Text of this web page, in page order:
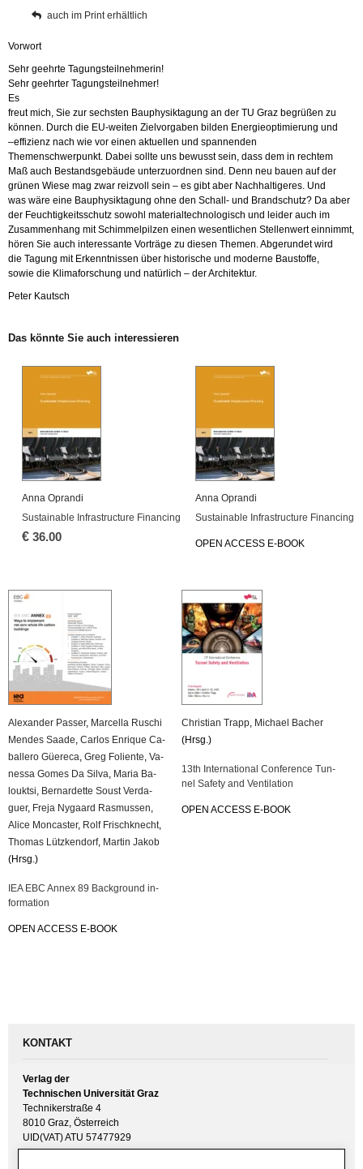
auch im Print er­hält­lich
Vor­wort
Sehr ge­ehr­te Ta­gungs­teil­neh­me­rin!
Sehr ge­ehr­ter Ta­gungs­teil­neh­mer!
Es
freut mich, Sie zur sechs­ten Bau­phy­sik­ta­gung an der TU Graz be­grü­ßen zu
kön­nen. Durch die EU-wei­ten Ziel­vor­ga­ben bil­den En­er­gie­opti­mie­rung und
–ef­fi­zi­enz nach wie vor einen ak­tu­el­len und span­nen­den
The­men­schwer­punkt. Dabei soll­te uns be­wusst sein, dass dem in rech­tem
Maß auch Be­stands­ge­bäu­de un­ter­zu­ord­nen sind. Denn neu bauen auf der
grü­nen Wiese mag zwar reiz­voll sein – es gibt aber Nach­hal­ti­ge­res. Und
was wäre eine Bau­phy­sik­ta­gung ohne den Schall- und Brand­schutz? Da aber
der Feuch­tig­keits­schutz so­wohl ma­te­ri­al­tech­no­lo­gisch und lei­der auch im
Zu­sam­men­hang mit Schim­mel­pil­zen einen we­sent­li­chen Stel­len­wert ein­nimmt,
hören Sie auch in­ter­es­san­te Vor­trä­ge zu die­sen The­men. Ab­ge­run­det wird
die Ta­gung mit Er­kennt­nis­sen über his­to­ri­sche und mo­der­ne Bau­stof­fe,
sowie die Kli­ma­for­schung und na­tür­lich – der Ar­chi­tek­tur.
Peter Kau­tsch
Das könn­te Sie auch in­ter­es­sie­ren
Anna Opran­di
Sustainable In­fra­struc­tu­re Fi­nan­cing
€ 36.00
Anna Opran­di
Sustainable In­fra­struc­tu­re Fi­nan­cing
OPEN AC­CESS E-BOOK
Alex­an­der Pas­ser, Mar­cel­la Ru­schi
Men­des Saade, Car­los En­ri­que Ca­
bal­le­ro Güe­re­ca, Greg Fo­li­en­te, Va­
nes­sa Gomes Da Silva, Maria Ba­
loukt­si, Ber­nar­det­te Soust Ver­da­
guer, Freja Ny­gaard Ras­mus­sen,
Alice Mon­cas­ter, Rolf Frisch­knecht,
Tho­mas Lütz­ken­dorf, Mar­tin Jakob
(Hrsg.)
IEA EBC Annex 89 Back­ground in­
for­ma­ti­on
OPEN AC­CESS E-BOOK
Chris­ti­an Trapp, Mi­cha­el Ba­cher
(Hrsg.)
13th In­ter­na­tio­nal Con­fe­rence Tun­
nel Safe­ty and Ven­ti­la­ti­on
OPEN AC­CESS E-BOOK
KONTAKT
Verlag der
Technischen Universität Graz
Technikerstraße 4
8010 Graz, Österreich
UID(VAT) ATU 57477929